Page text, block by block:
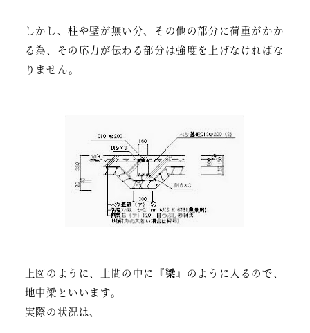
しかし、柱や壁が無い分、その他の部分に荷重がかか
る為、その応力が伝わる部分は強度を上げなければな
りません。
上図のように、土間の中に 『梁』 のように入るので、
地中梁といいます。
実際の状況は、